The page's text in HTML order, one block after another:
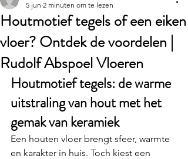
Houtmotief tegels of een eiken
vloer? Ontdek de voordelen |
Rudolf Abspoel Vloeren
5 jun 2 minuten om te lezen
Houtmotief tegels: de warme
uitstraling van hout met het
gemak van keramiek
Een houten vloer brengt sfeer, warmte
en karakter in huis. Toch kiest een